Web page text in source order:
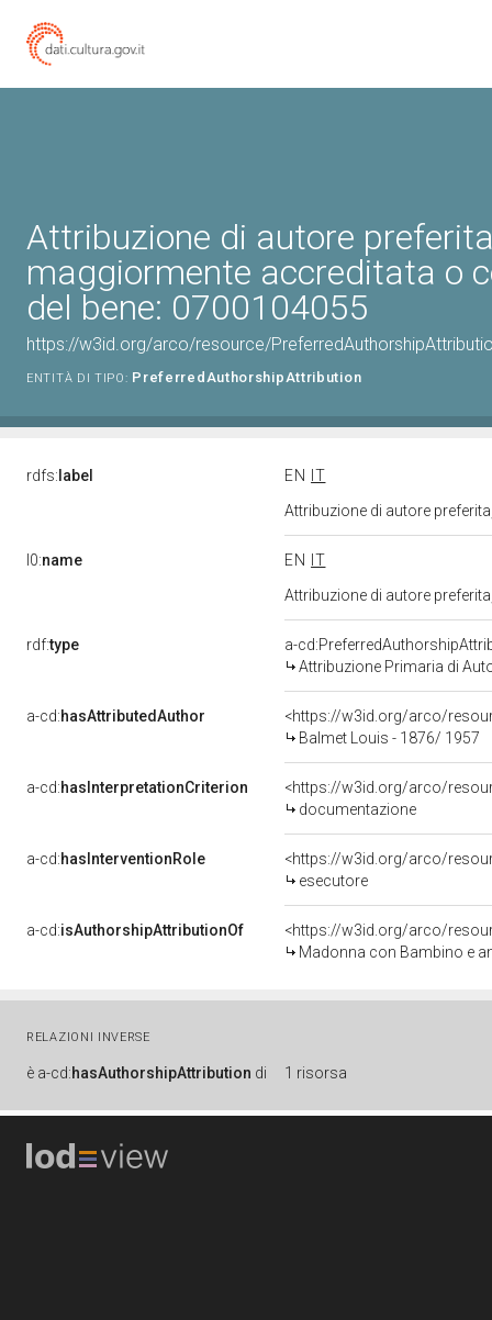
Attribuzione di autore
maggiormente accreditata o
del bene: 0700104055
https://w3id.org/arco/resource/
ENTITÀ DI TIPO: PreferredAuthorshipAttribution
rdfs: label EN
IT
Attribuzione di autore
l0:name EN
IT
Attribuzione di autore
rdf:type
a-
Attribuzione Primaria di
a-cd:hasAttributedAuthor
<https://w3id.org/arco/
Balmet Louis - 1876/ 1957
a-cd:hasInterpretationCriterion
<https://w3id.org/arco/
documentazione
a-cd:hasInterventionRole
<https://w3id.org/arco/
esecutore
a-cd:isAuthorshipAttributionOf
<https://w3id.org/arco/
Madonna con Bambino e
RELAZIONI INVERSE
è a-cd:hasAuthorshipAttribution di 1 risorsa